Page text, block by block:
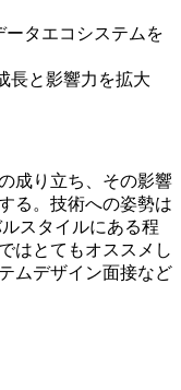
タエコシステムを
長と影響力を拡大
成り立ち、その影響
る。技術への姿勢は
スタイルにある程
はとてもオススメし
ムデザイン面接など